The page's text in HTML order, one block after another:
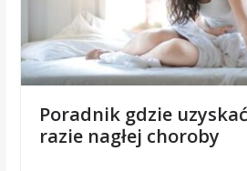
Poradnik gdzie
razie nagłej choroby